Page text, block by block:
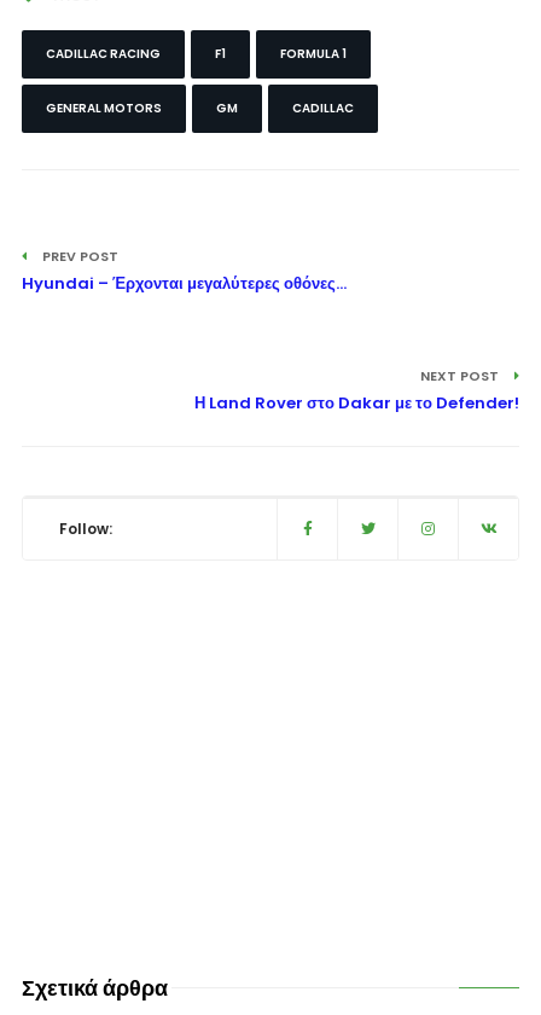
CADILLAC RACING F1 FORMULA 1
GENERAL MOTORS GM CADILLAC
PREV POST
Hyundai – Έρχονται μεγαλύτερες οθόνες…
NEXT POST
Η Land Rover στο Dakar με το Defender!
Follow:
Σχετικά άρθρα